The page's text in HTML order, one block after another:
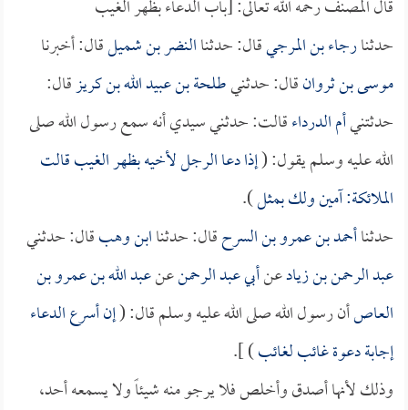
قال المصنف رحمه الله تعالى: [باب الدعاء بظهر الغيب
حدثنارجاء بن المرجيقال: حدثناالنضر بن شميلقال: أخبرنا
موسى بن ثروانقال: حدثنيطلحة بن عبيد الله بن كريزقال:
حدثتنيأم الدرداءقالت: حدثني سيدي أنه سمع رسول الله صلى
الله عليه وسلم يقول: (إذا دعا الرجل لأخيه بظهر الغيب قالت
الملائكة: آمين ولك بمثل).
حدثناأحمد بن عمرو بن السرحقال: حدثناابن وهبقال: حدثني
عبد الرحمن بن زيادعنأبي عبد الرحمنعنعبد الله بن عمرو بن
العاصأن رسول الله صلى الله عليه وسلم قال: (إن أسرع الدعاء
إجابة دعوة غائب لغائب) ].
وذلك لأنها أصدق وأخلص فلا يرجو منه شيئاً ولا يسمعه أحد،